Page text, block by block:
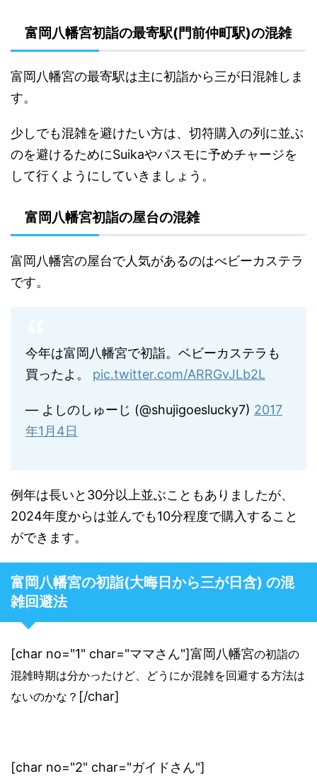
富岡八幡宮初詣の最寄駅(門前仲町駅)の混雑
富岡八幡宮の最寄駅は主に初詣から三が日混雑しま
す。
少しでも混雑を避けたい方は、切符購入の列に並ぶ
のを避けるためにSuikaやパスモに予めチャージを
して行くようにしていきましょう。
富岡八幡宮初詣の屋台の混雑
富岡八幡宮の屋台で人気があるのはべビーカステラ
です。
今年は富岡八幡宮で初詣。ベビーカステラも
買ったよ。 pic.twitter.com/ARRGvJLb2L
— よしのしゅーじ (@shujigoeslucky7) 2017
年1月4日
例年は長いと30分以上並ぶこともありましたが、
2024年度からは並んでも10分程度で購入すること
ができます。
富岡八幡宮の初詣(大晦日から三が日含) の混
雑回避法
[char no="1" char="ママさん"]富岡八幡宮の初詣の
混雑時期は分かったけど、どうにか混雑を回避する方法は
ないのかな？ [/char]
[char no="2" char="ガイドさん"]